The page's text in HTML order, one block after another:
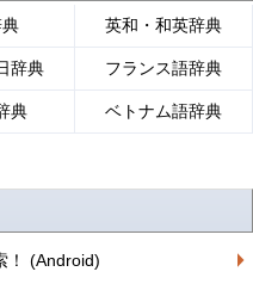
英和・和英辞典
辞典 フランス語辞典
典 ベトナム語辞典
！ (Android)